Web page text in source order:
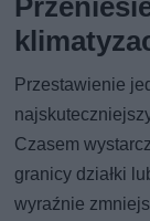
Przestawienie
Czasem
granicy działki
wyraźnie